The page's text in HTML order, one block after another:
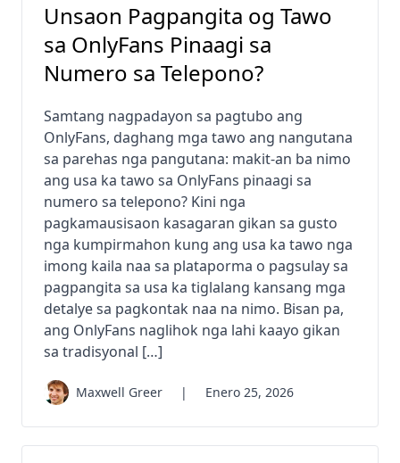
Unsaon Pagpangita og Tawo
sa OnlyFans Pinaagi sa
Numero sa Telepono?
Samtang nagpadayon sa pagtubo ang
OnlyFans, daghang mga tawo ang nangutana
sa parehas nga pangutana: makit-an ba nimo
ang usa ka tawo sa OnlyFans pinaagi sa
numero sa telepono? Kini nga
pagkamausisaon kasagaran gikan sa gusto
nga kumpirmahon kung ang usa ka tawo nga
imong kaila naa sa plataporma o pagsulay sa
pagpangita sa usa ka tiglalang kansang mga
detalye sa pagkontak naa na nimo. Bisan pa,
ang OnlyFans naglihok nga lahi kaayo gikan
sa tradisyonal […]
Maxwell Greer | Enero 25, 2026